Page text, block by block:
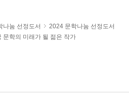
나눔 선정도서
2024 문학나눔 선정도서
문학의 미래가 될 젊은 작가